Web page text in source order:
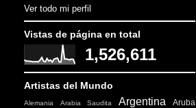
Ver todo mi perfil
Vistas de página en total
1,526,611
Artistas del Mundo
Alemania Arabia Saudita Argentina
Aruba